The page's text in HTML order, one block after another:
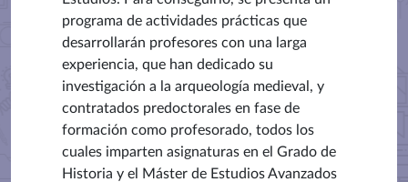
programa de actividades prácticas que
desarrollarán profesores con una larga
experiencia, que han dedicado su
investigación a la arqueología medieval, y
contratados predoctorales en fase de
formación como profesorado, todos los
cuales imparten asignaturas en el Grado de
Historia y el Máster de Estudios Avanzados